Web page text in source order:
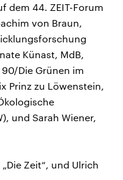
dem 44. ZEIT-Forum
von Braun,
Künast, MdB,
Die Grünen im
Prinz zu Löwenstein,
und Sarah Wiener,
Zeit“, und Ulrich